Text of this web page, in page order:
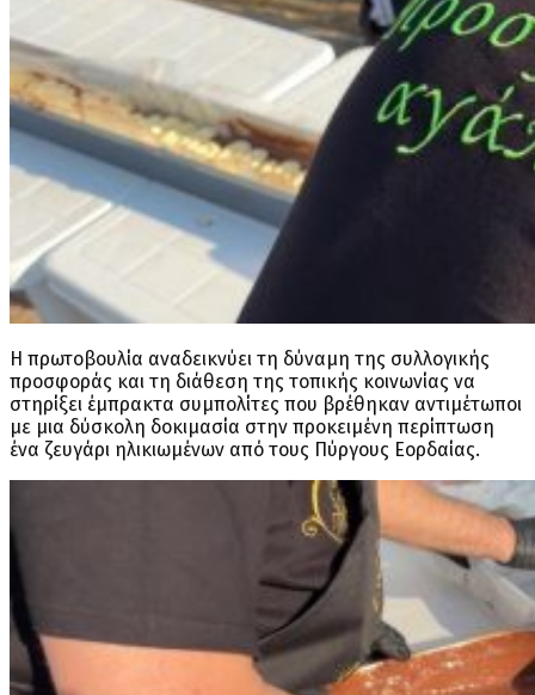
Η πρωτοβουλία αναδεικνύει τη δύναμη της συλλογικής
προσφοράς και τη διάθεση της τοπικής κοινωνίας να
στηρίξει έμπρακτα συμπολίτες που βρέθηκαν αντιμέτωποι
με μια δύσκολη δοκιμασία στην προκειμένη περίπτωση
ένα ζευγάρι ηλικιωμένων από τους Πύργους Εορδαίας.